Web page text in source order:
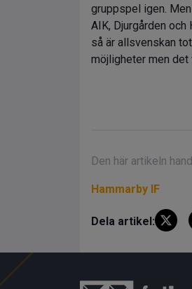
gruppspel igen.
AIK, Djurgården
så är allsvenskan
möjligheter men det
Den här artikeln
Hammarby IF
Dela artikel: X